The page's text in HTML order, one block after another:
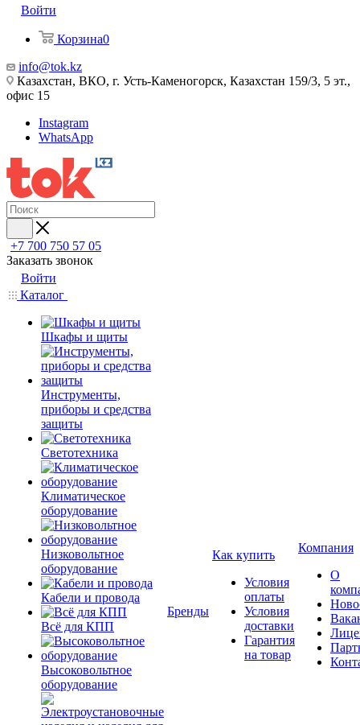
Войти
Корзина0
info@tok.kz
Казахстан, ВКО, г. Усть-Каменогорск, Казахстан 159/3, 5 эт.,
офис 15
Instagram
WhatsApp
+7 700 750 57 05
Заказать звонок
Войти
Каталог
Шкафы и щиты
Инструменты,
приборы и средства
защиты
Светотехника
Климатическое
оборудование
Низковольтное
оборудование
Кабели и провода
Всё для КПП
Высоковольтное
оборудование
Бренды
Как купить
Условия
оплаты
Условия
доставки
Гарантия
на товар
Компания
О